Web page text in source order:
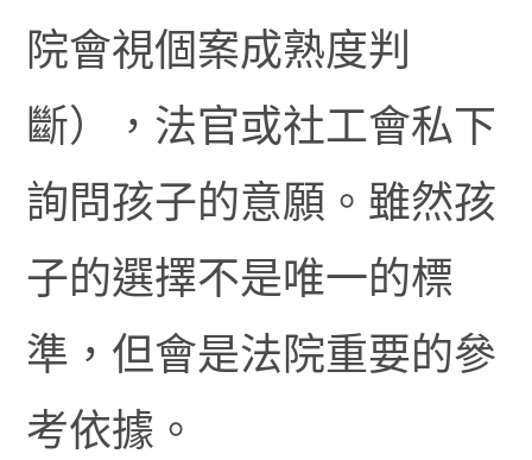
院會視個案成熟度判
斷），法官或社工會私下
詢問孩子的意願。雖然孩
子的選擇不是唯一的標
準，但會是法院重要的參
考依據。